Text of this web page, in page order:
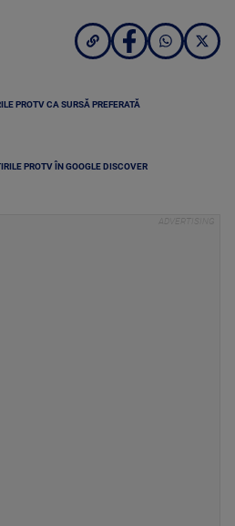
PROTV CA SURSĂ PREFERATĂ
PROTV ÎN GOOGLE DISCOVER